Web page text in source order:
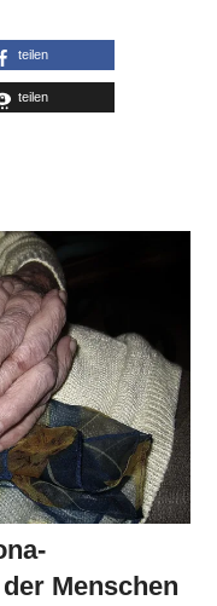
teilen
teilen
Menschen